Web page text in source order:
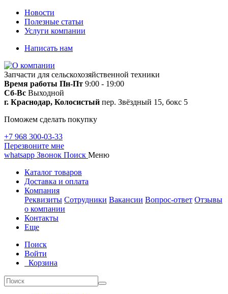
Новости
Полезные статьи
Услуги компании
Написать нам
Запчасти для сельскохозяйственной техники
Время работы Пн-Пт 9:00 - 19:00
Сб-Вс Выходной
г. Краснодар, Колосистый пер. Звёздный 15, бокс 5
Поможем сделать покупку
+7 968 300-03-33
Перезвоните мне
whatsapp Звонок Поиск Меню
Каталог товаров
Доставка и оплата
Компания
Реквизиты Сотрудники Вакансии Вопрос-ответ Отзывы
о компании
Контакты
Еще
Поиск
Войти
Корзина